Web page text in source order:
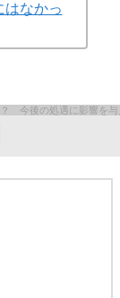
なかっ
今後の処遇に影響を